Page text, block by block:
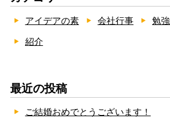
アイデアの素 会社行事 勉強
紹介
最近の投稿
ご結婚おめでとうございます！